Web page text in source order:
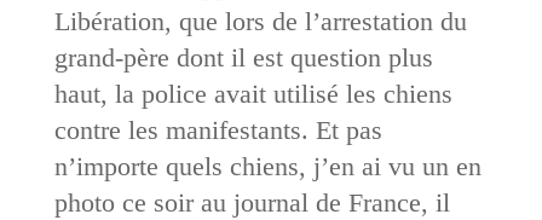
Libération, que lors de l’arrestation du
grand-père dont il est question plus
haut, la police avait utilisé les chiens
contre les manifestants. Et pas
n’importe quels chiens, j’en ai vu un en
photo ce soir au journal de France, il